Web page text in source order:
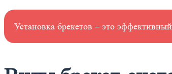
Установка брекетов – это